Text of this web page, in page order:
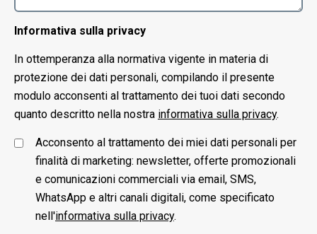
Informativa sulla privacy
In ottemperanza alla normativa vigente in materia di
protezione dei dati personali, compilando il presente
modulo acconsenti al trattamento dei tuoi dati secondo
quanto descritto nella nostra informativa sulla privacy.
Acconsento al trattamento dei miei dati personali per
finalità di marketing: newsletter, offerte promozionali
e comunicazioni commerciali via email, SMS,
WhatsApp e altri canali digitali, come specificato
nell'informativa sulla privacy.